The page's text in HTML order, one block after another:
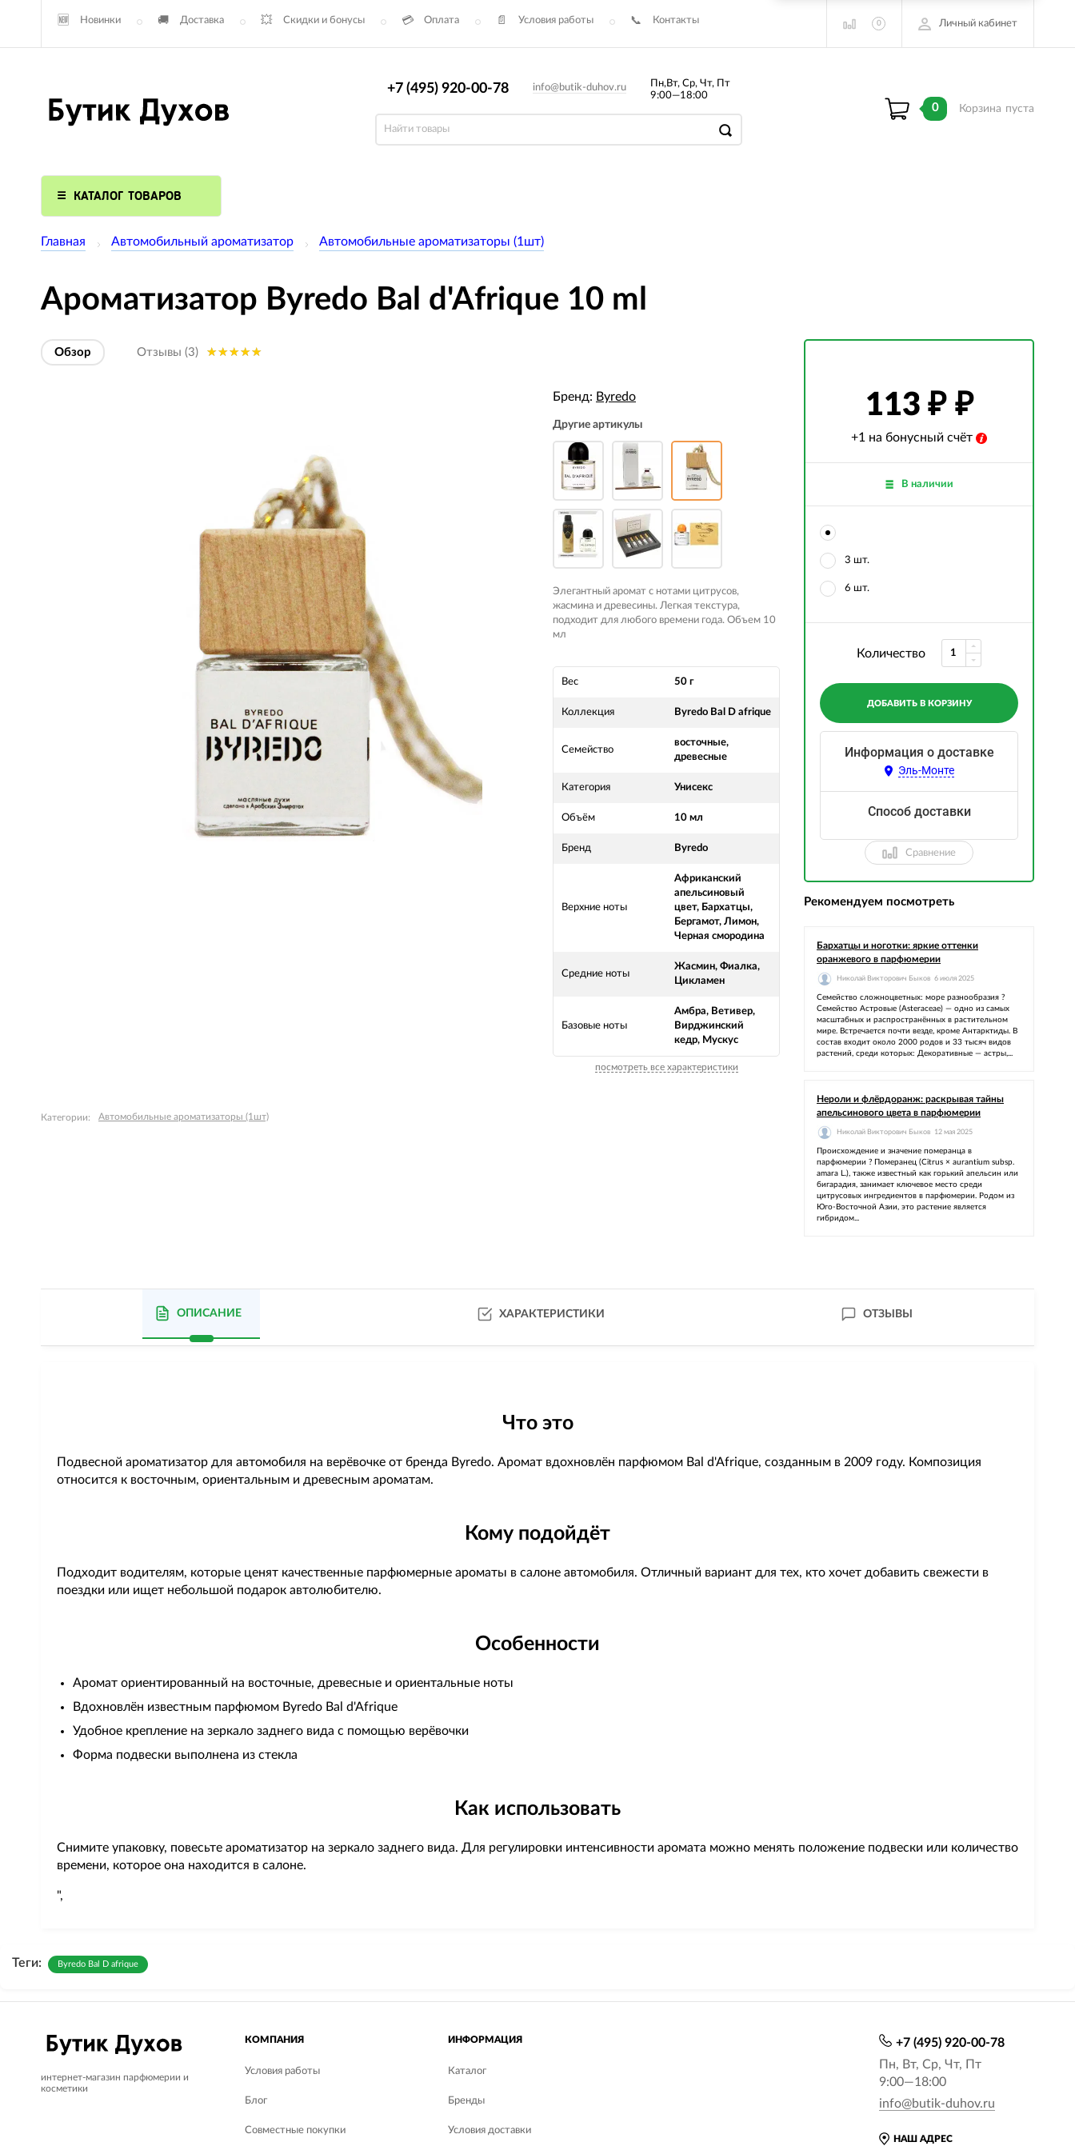
Новинки Доставка Скидки и бонусы Оплата Условия работы Контакты 0 Личный кабинет
+7 (495) 920-00-78 info@butik-duhov.ru
Пн,Вт, Ср, Чт, Пт
9:00—18:00
0 Корзина пуста
КАТАЛОГ ТОВАРОВ
Главная Автомобильный ароматизатор Автомобильные ароматизаторы (1шт)
Ароматизатор Byredo Bal d'Afrique 10 ml
Обзор Отзывы (3)
Бренд: Byredo
Другие артикулы
Элегантный аромат с нотами цитрусов,
жасмина и древесины. Легкая текстура,
подходит для любого времени года. Объем 10
мл
Вес 50 г
Коллекция Byredo Bal D afrique
Семейство
восточные,
древесные
Категория Унисекс
Объём 10 мл
Бренд Byredo
Верхние ноты
Африканский
апельсиновый
цвет, Бархатцы,
Бергамот, Лимон,
Черная смородина
Средние ноты
Жасмин, Фиалка,
Цикламен
Базовые ноты
Амбра, Ветивер,
Вирджинский
кедр, Мускус
посмотреть все характеристики
Категории: Автомобильные ароматизаторы (1шт)
113 ₽
+1 на бонусный счёт
В наличии
3 шт.
6 шт.
Количество
ДОБАВИТЬ В КОРЗИНУ
Информация о доставке
Эль-Монте
Способ доставки
Сравнение
Рекомендуем посмотреть
Бархатцы и ноготки: яркие оттенки
оранжевого в парфюмерии
Николай Викторович Быков 6 июля 2025
Семейство сложноцветных: море разнообразия ?
Семейство Астровые (Asteraceae) — одно из самых
масштабных и распространённых в растительном
мире. Встречается почти везде, кроме Антарктиды. В
состав входит около 2000 родов и 33 тысяч видов
растений, среди которых: Декоративные — астры,...
Нероли и флёрдоранж: раскрывая тайны
апельсинового цвета в парфюмерии
Николай Викторович Быков 12 мая 2025
Происхождение и значение померанца в
парфюмерии ? Померанец (Citrus × aurantium subsp.
amara L.), также известный как горький апельсин или
бигарадия, занимает ключевое место среди
цитрусовых ингредиентов в парфюмерии. Родом из
Юго-Восточной Азии, это растение является
гибридом...
ОПИСАНИЕ ХАРАКТЕРИСТИКИ ОТЗЫВЫ
Что это
Подвесной ароматизатор для автомобиля на верёвочке от бренда Byredo. Аромат вдохновлён парфюмом Bal d'Afrique, созданным в 2009 году. Композиция
относится к восточным, ориентальным и древесным ароматам.
Кому подойдёт
Подходит водителям, которые ценят качественные парфюмерные ароматы в салоне автомобиля. Отличный вариант для тех, кто хочет добавить свежести в
поездки или ищет небольшой подарок автолюбителю.
Особенности
Аромат ориентированный на восточные, древесные и ориентальные ноты
Вдохновлён известным парфюмом Byredo Bal d'Afrique
Удобное крепление на зеркало заднего вида с помощью верёвочки
Форма подвески выполнена из стекла
Как использовать
Снимите упаковку, повесьте ароматизатор на зеркало заднего вида. Для регулировки интенсивности аромата можно менять положение подвески или количество
времени, которое она находится в салоне.
",
Теги: Byredo Bal D afrique
интернет-магазин парфюмерии и
косметики
КОМПАНИЯ
Условия работы
Блог
Совместные покупки
ИНФОРМАЦИЯ
Каталог
Бренды
Условия доставки
НАШ АДРЕС
+7 (495) 920-00-78
Пн, Вт, Ср, Чт, Пт
9:00—18:00
info@butik-duhov.ru